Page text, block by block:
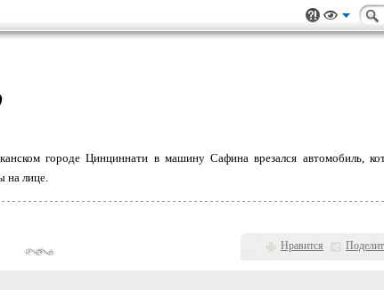
городе Цинциннати в машину Сафина врезался автомобиль,
на лице.
Нравится